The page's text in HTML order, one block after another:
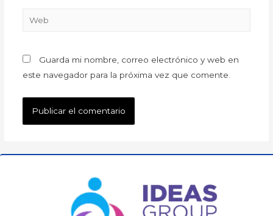
Guarda mi nombre, correo electrónico y web en
este navegador para la próxima vez que comente.